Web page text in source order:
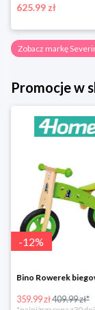
625.99 zł
Zobacz markę
Promocje w
-12%
359.99 zł409.99 zł*